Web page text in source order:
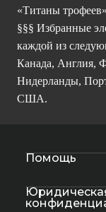
«Титаны
§§§ Избранные
каждой из
Канада, Англия,
Нидерланды,
США.
Помощь